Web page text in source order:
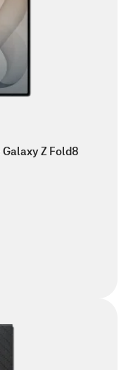
Z Fold8